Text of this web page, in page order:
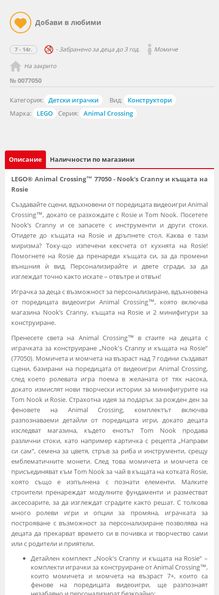
№ 0077050
Категория: Детски играчки Вид:
Конструктори
Марка:
LEGO Серия: Animal Crossing
7 - 14г. - Забранено за деца до 3 год. Момиче
На закрито
Описание Наличности по магазини
LEGO® Animal Crossing™ 77050 - Nook's Cranny и къщата на
Rosie
Създавайте сцени, вдъхновени от поредицата видеоигри Animal
Crossing™, докато се разхождате с Rosie и Tom Nook. Посетете
Nook’s Cranny и се запасете с инструменти и други стоки.
Отидете до къщата на Rosie и дръпнете стол. Каква е тази
миризма? Току-що изпечени кексчета от кухнята на Rosie!
Помогнете на Rosie да пренареди къщата си, за да промени
външния ѝ вид. Персонализирайте и двете сгради, за да
изглеждат точно както искате – отвътре и отвън!
Играчка за деца с възможност за персонализиране, вдъхновена
от поредицата видеоигри Animal Crossing™, която включва
магазина Nook’s Cranny, къщата на Rosie и 2 минифигури за
конструиране.
Пренесете света на Animal Crossing™ в стаите на децата с
играчката за конструиране „Nook's Cranny и къщата на Rosie“
(77050). Момичета и момчета на възраст над 7 години създават
сцени, базирани на поредицата от видеоигри Animal Crossing,
след което ролевата игра поема в желаната от тях насока,
докато измислят нови творчески истории за минифигурите на
Tom Nook и Rosie. Страхотна идея за подарък за рожден ден за
феновете на Animal Crossing, комплектът включва
разпознаваеми детайли от поредицата игри, докато децата
изследват магазина, където енотът Tom Nook продава
различни стоки, като например картичка с рецепта „Направи
си сам“, семена за цветя, стръв за риба и инструменти, срещу
емблематичните монети. След това момичета и момчета се
присъединяват към Tom Nook за чай в къщата на котката Rosie,
която също е изпълнена с познати елементи. Малките
строители пренареждат модулните фундаменти и разместват
аксесоарите, за да изглеждат сградите както решат. С толкова
много ролеви игри и опции за промяна, играчката за
построяване с възможност за персонализиране позволява на
децата да прекарват времето си в почивка и творчество сами
или с родители и приятели.
Детайлен комплект „Nook's Cranny и къщата на Rosie“ –
комплекти играчки за конструиране от Animal Crossing™,
които момичета и момчета на възраст 7+, които са
фенове на поредицата видеоигри, ще разпознаят